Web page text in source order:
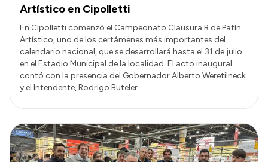
Artístico en Cipolletti
En Cipolletti comenzó el Campeonato Clausura B de Patín
Artístico, uno de los certámenes más importantes del
calendario nacional, que se desarrollará hasta el 31 de julio
en el Estadio Municipal de la localidad. El acto inaugural
contó con la presencia del Gobernador Alberto Weretilneck
y el Intendente, Rodrigo Buteler.